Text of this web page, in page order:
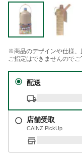
※商品のデザインや仕様、
ご指定はできませんのでご
配送
店舗受取
CAINZ PickUp